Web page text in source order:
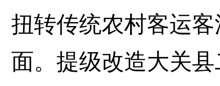
扭转传统农村客运
面。提级改造大关